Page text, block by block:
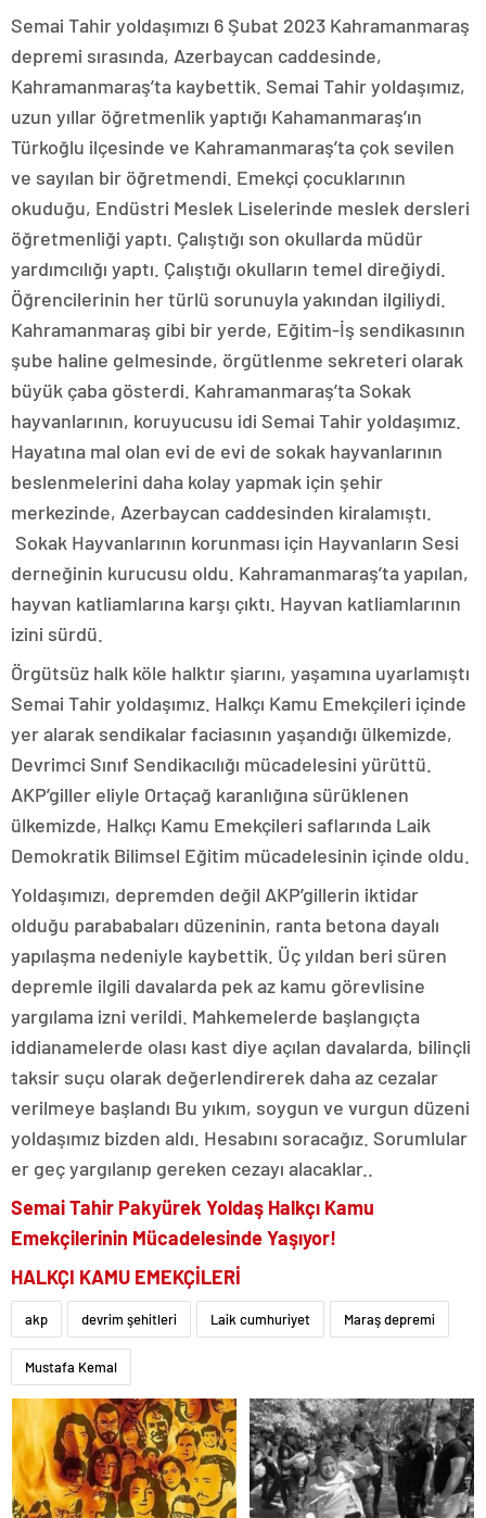
Semai Tahir yoldaşımızı 6 Şubat 2023 Kahramanmaraş
depremi sırasında, Azerbaycan caddesinde,
Kahramanmaraş’ta kaybettik. Semai Tahir yoldaşımız,
uzun yıllar öğretmenlik yaptığı Kahamanmaraş’ın
Türkoğlu ilçesinde ve Kahramanmaraş’ta çok sevilen
ve sayılan bir öğretmendi. Emekçi çocuklarının
okuduğu, Endüstri Meslek Liselerinde meslek dersleri
öğretmenliği yaptı. Çalıştığı son okullarda müdür
yardımcılığı yaptı. Çalıştığı okulların temel direğiydi.
Öğrencilerinin her türlü sorunuyla yakından ilgiliydi.
Kahramanmaraş gibi bir yerde, Eğitim-İş sendikasının
şube haline gelmesinde, örgütlenme sekreteri olarak
büyük çaba gösterdi. Kahramanmaraş’ta Sokak
hayvanlarının, koruyucusu idi Semai Tahir yoldaşımız.
Hayatına mal olan evi de evi de sokak hayvanlarının
beslenmelerini daha kolay yapmak için şehir
merkezinde, Azerbaycan caddesinden kiralamıştı.
Sokak Hayvanlarının korunması için Hayvanların Sesi
derneğinin kurucusu oldu. Kahramanmaraş’ta yapılan,
hayvan katliamlarına karşı çıktı. Hayvan katliamlarının
izini sürdü.
Örgütsüz halk köle halktır şiarını, yaşamına uyarlamıştı
Semai Tahir yoldaşımız. Halkçı Kamu Emekçileri içinde
yer alarak sendikalar faciasının yaşandığı ülkemizde,
Devrimci Sınıf Sendikacılığı mücadelesini yürüttü.
AKP’giller eliyle Ortaçağ karanlığına sürüklenen
ülkemizde, Halkçı Kamu Emekçileri saflarında Laik
Demokratik Bilimsel Eğitim mücadelesinin içinde oldu.
Yoldaşımızı, depremden değil AKP’gillerin iktidar
olduğu parababaları düzeninin, ranta betona dayalı
yapılaşma nedeniyle kaybettik. Üç yıldan beri süren
depremle ilgili davalarda pek az kamu görevlisine
yargılama izni verildi. Mahkemelerde başlangıçta
iddianamelerde olası kast diye açılan davalarda, bilinçli
taksir suçu olarak değerlendirerek daha az cezalar
verilmeye başlandı Bu yıkım, soygun ve vurgun düzeni
yoldaşımız bizden aldı. Hesabını soracağız. Sorumlular
er geç yargılanıp gereken cezayı alacaklar..
Semai Tahir Pakyürek Yoldaş Halkçı Kamu
Emekçilerinin Mücadelesinde Yaşıyor!
HALKÇI KAMU EMEKÇİLERİ
akp devrim şehitleri Laik cumhuriyet Maraş depremi
Mustafa Kemal